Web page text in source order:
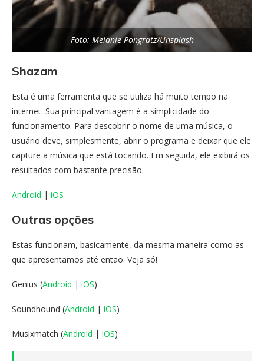
Foto: Melanie Pongratz/Unsplash
Shazam
Esta é uma ferramenta que se utiliza há muito tempo na
internet. Sua principal vantagem é a simplicidade do
funcionamento. Para descobrir o nome de uma música, o
usuário deve, simplesmente, abrir o programa e deixar que ele
capture a música que está tocando. Em seguida, ele exibirá os
resultados com bastante precisão.
Android | iOS
Outras opções
Estas funcionam, basicamente, da mesma maneira como as
que apresentamos até então. Veja só!
Genius (Android | iOS)
Soundhound (Android | iOS)
Musixmatch (Android | iOS)